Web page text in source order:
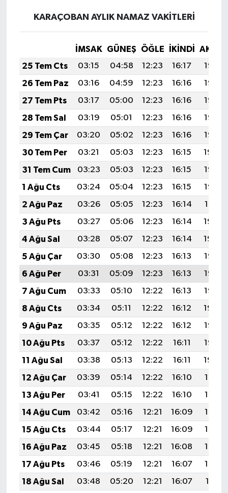
KARAÇOBAN AYLIK NAMAZ VAKITLERI
İMSAK GÜNEŞ ÖĞLE İKINDI
25 Tem Cts
03:15 04:58 12:23 16:17
19:38
26 Tem Paz
03:16 04:59 12:23 16:16
19:37
27 Tem Pts
03:17 05:00 12:23 16:16
19:37
28 Tem Sal
03:19 05:01 12:23 16:16
19:36
29 Tem Çar
03:20 05:02 12:23 16:16
19:35
30 Tem Per
03:21 05:03 12:23 16:15
19:34
31 Tem Cum
03:23 05:03 12:23 16:15
19:33
1 Ağu Cts
03:24 05:04 12:23 16:15
19:32
2 Ağu Paz
03:26 05:05 12:23 16:14
19:31
3 Ağu Pts
03:27 05:06 12:23 16:14
19:30
4 Ağu Sal
03:28 05:07 12:23 16:14
19:29
5 Ağu Çar
03:30 05:08 12:23 16:13
19:28
6 Ağu Per
03:31 05:09 12:23 16:13
19:26
7 Ağu Cum
03:33 05:10 12:22 16:13
19:25
8 Ağu Cts
03:34 05:11 12:22 16:12
19:24
9 Ağu Paz
03:35 05:12 12:22 16:12
19:23
10 Ağu Pts
03:37 05:12 12:22 16:11
19:22
11 Ağu Sal
03:38 05:13 12:22 16:11
19:20
12 Ağu Çar
03:39 05:14 12:22 16:10
19:19
13 Ağu Per
03:41 05:15 12:22 16:10
19:18
14 Ağu Cum
03:42 05:16 12:21 16:09
19:17
15 Ağu Cts
03:44 05:17 12:21 16:09
19:15
16 Ağu Paz
03:45 05:18 12:21 16:08
19:14
17 Ağu Pts
03:46 05:19 12:21 16:07
19:13
18 Ağu Sal
03:48 05:20 12:21 16:07
19:11